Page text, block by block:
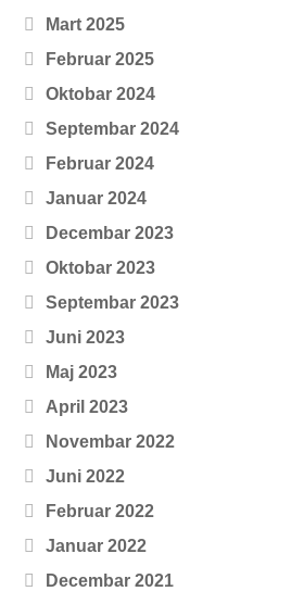
Mart 2025
Februar 2025
Oktobar 2024
Septembar 2024
Februar 2024
Januar 2024
Decembar 2023
Oktobar 2023
Septembar 2023
Juni 2023
Maj 2023
April 2023
Novembar 2022
Juni 2022
Februar 2022
Januar 2022
Decembar 2021